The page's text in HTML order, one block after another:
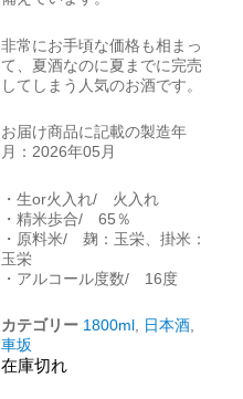
非常にお手頃な価格も相まっ
て、夏酒なのに夏までに完売
してしまう人気のお酒です。
お届け商品に記載の製造年
月：2026年05月
・生or火入れ/ 火入れ
・精米歩合/ 65％
・原料米/ 麹：玉栄、掛米：
玉栄
・アルコール度数/ 16度
カテゴリー 1800ml, 日本酒,
車坂
在庫切れ